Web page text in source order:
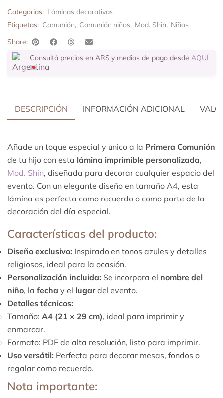
Categorias: Láminas decorativas
Etiquetas: Comunión, Comunión niños, Mod. Shin, Niños
Share:
Consultá precios en ARS y medios de pago desde AQUÍ
DESCRIPCIÓN INFORMACIÓN ADICIONAL
Añade un toque especial y único a la Primera Comunión
de tu hijo con esta lámina imprimible personalizada,
Mod. Shin, diseñada para decorar cualquier espacio del
evento. Con un elegante diseño en tamaño A4, esta
lámina es perfecta como recuerdo o como parte de la
decoración del día especial.
Características del producto:
Diseño exclusivo: Inspirado en tonos azules y detalles
religiosos, ideal para la ocasión.
Personalización incluida: Se incorpora el nombre del
niño, la fecha y el lugardel evento.
Detalles técnicos:
Tamaño: A4 (21 × 29 cm), ideal para imprimir y
enmarcar.
Formato: PDF de alta resolución, listo para imprimir.
Uso versátil: Perfecta para decorar mesas, fondos o
regalar como recuerdo.
Nota importante: